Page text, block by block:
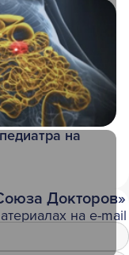
на
Докторов»
на e-mail